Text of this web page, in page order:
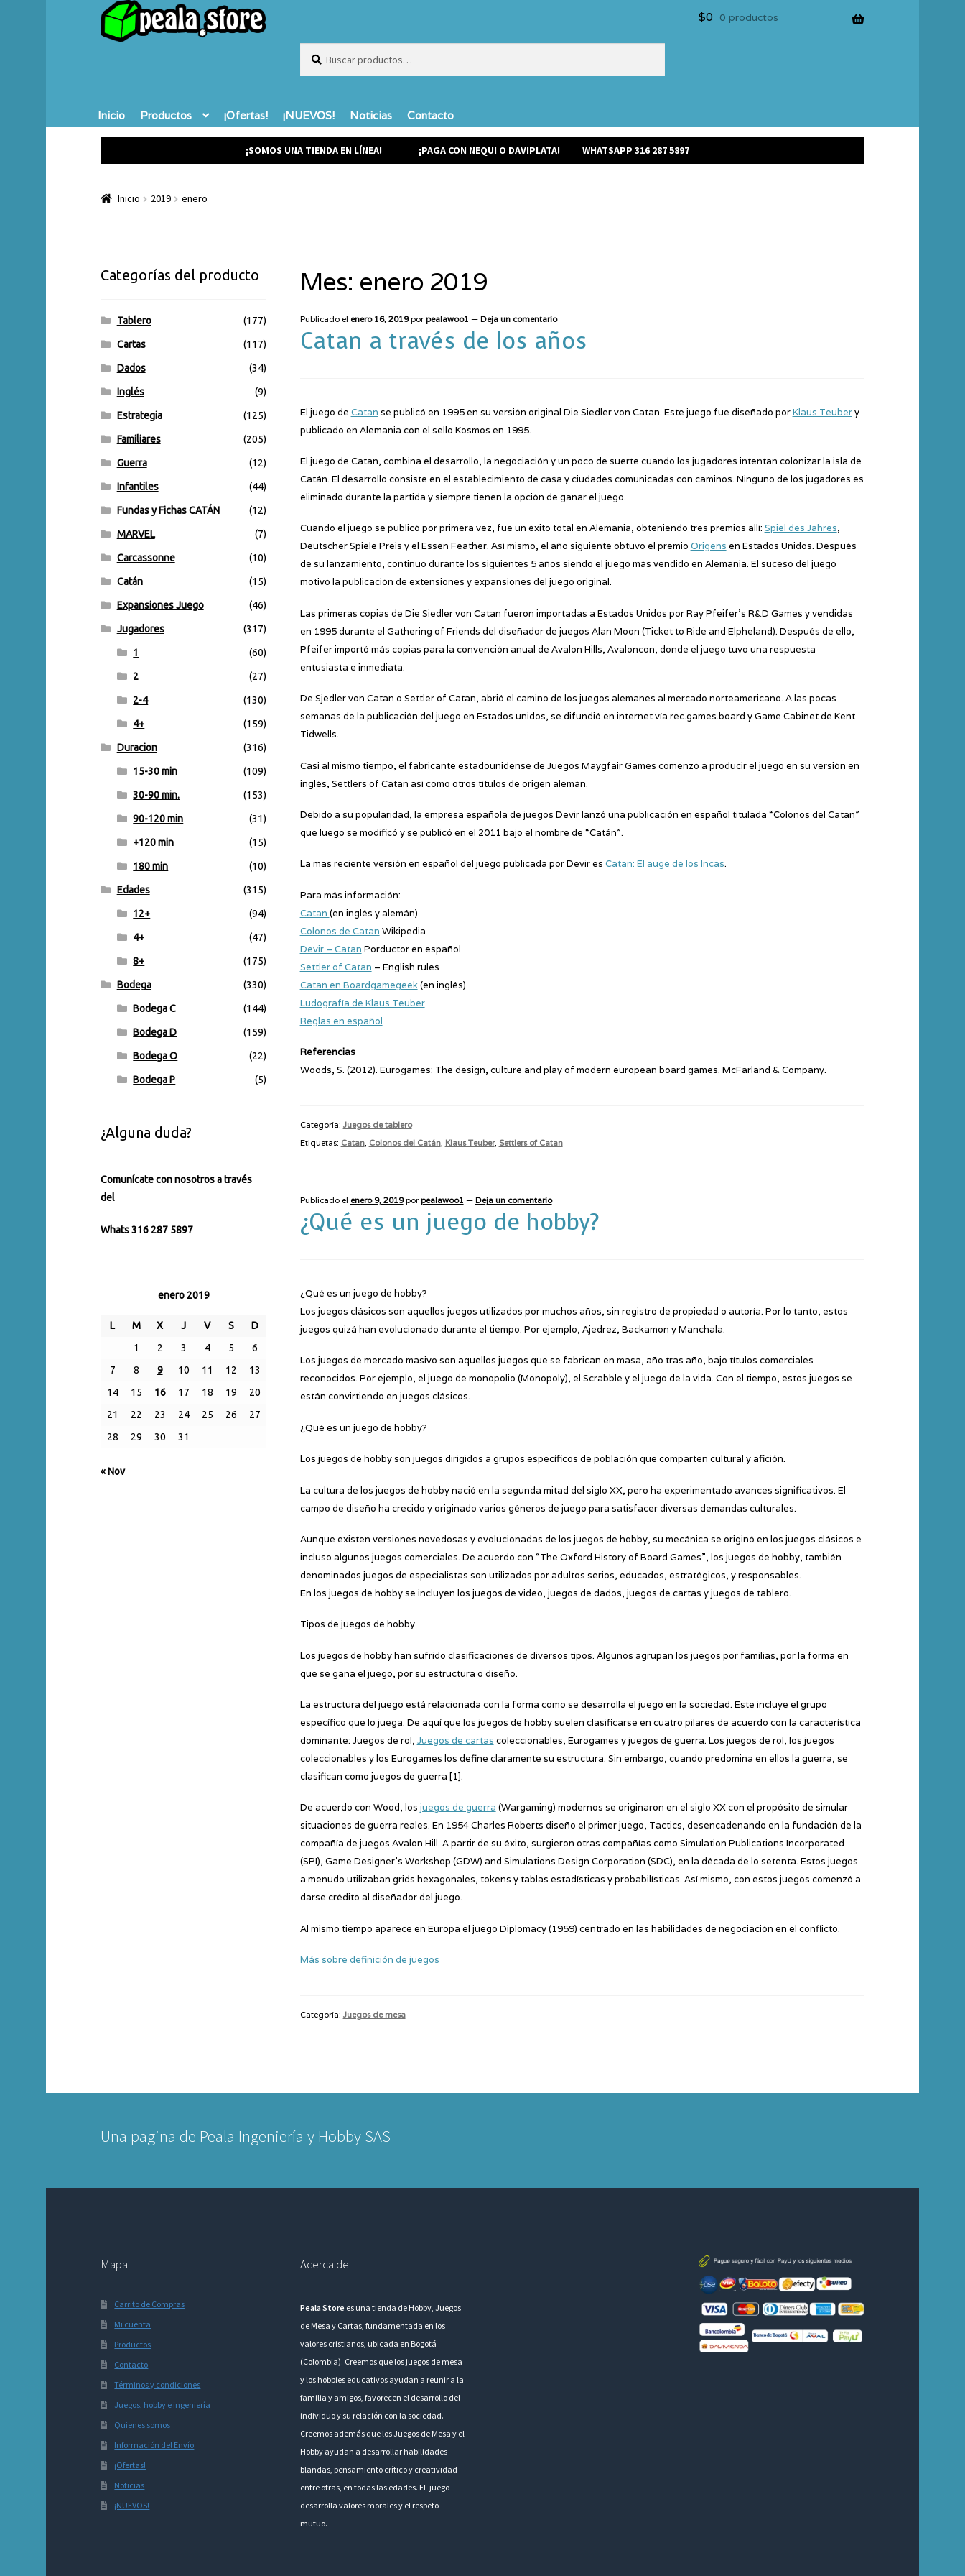
$0 0 productos
Buscar
Inicio Productos ¡Ofertas! ¡NUEVOS! Noticias Contacto
¡SOMOS UNA TIENDA EN LÍNEA! ¡PAGA CON NEQUI O DAVIPLATA! WHATSAPP 316 287 5897
Inicio 2019 enero
Mes: enero 2019
Publicado el enero 16, 2019 porpealawoo1 — Deja un comentario
Catan a través de los años
El juego de Catan se publicó en 1995 en su versión original Die Siedler von Catan. Este juego fue diseñado porKlaus Teubery
publicado en Alemania con el sello Kosmos en 1995.
El juego de Catan, combina el desarrollo, la negociación y un poco de suerte cuando los jugadores intentan colonizar la isla de
Catán. El desarrollo consiste en el establecimiento de casa y ciudades comunicadas con caminos. Ninguno de los jugadores es
eliminado durante la partida y siempre tienen la opción de ganar el juego.
Cuando el juego se publicó por primera vez, fue un éxito total en Alemania, obteniendo tres premios allí: Spiel des Jahres,
Deutscher Spiele Preis y el Essen Feather. Así mismo, el año siguiente obtuvo el premio Origens en Estados Unidos. Después
de su lanzamiento, continuo durante los siguientes 5 años siendo el juego más vendido en Alemania. El suceso del juego
motivó la publicación de extensiones y expansiones del juego original.
Las primeras copias de Die Siedler von Catan fueron importadas a Estados Unidos por Ray Pfeifer’s R&D Games y vendidas
en 1995 durante el Gathering of Friends del diseñador de juegos Alan Moon (Ticket to Ride and Elpheland). Después de ello,
Pfeifer importó más copias para la convención anual de Avalon Hills, Avaloncon, donde el juego tuvo una respuesta
entusiasta e inmediata.
De Sjedler von Catan o Settler of Catan, abrió el camino de los juegos alemanes al mercado norteamericano. A las pocas
semanas de la publicación del juego en Estados unidos, se difundió en internet vía rec.games.board y Game Cabinet de Kent
Tidwells.
Casi al mismo tiempo, el fabricante estadounidense de Juegos Maygfair Games comenzó a producir el juego en su versión en
inglés, Settlers of Catan así como otros títulos de origen alemán.
Debido a su popularidad, la empresa española de juegos Devir lanzó una publicación en español titulada “Colonos del Catan”
que luego se modificó y se publicó en el 2011 bajo el nombre de “Catán”.
La mas reciente versión en español del juego publicada por Devir es Catan: El auge de los Incas.
Para más información:
Catan (en inglés y alemán)
Colonos de Catan Wikipedia
Devir – Catan Porductor en español
Settler of Catan – English rules
Catan en Boardgamegeek(en inglés)
Ludografía de Klaus Teuber
Reglas en español
Referencias
Woods, S. (2012). Eurogames: The design, culture and play of modern european board games. McFarland & Company.
Categoría: Juegos de tablero
Etiquetas: Catan, Colonos del Catán, Klaus Teuber, Settlers of Catan
Publicado el enero 9, 2019 porpealawoo1 — Deja un comentario
¿Qué es un juego de hobby?
¿Qué es un juego de hobby?
Los juegos clásicos son aquellos juegos utilizados por muchos años, sin registro de propiedad o autoría. Por lo tanto, estos
juegos quizá han evolucionado durante el tiempo. Por ejemplo, Ajedrez, Backamon y Manchala.
Los juegos de mercado masivo son aquellos juegos que se fabrican en masa, año tras año, bajo títulos comerciales
reconocidos. Por ejemplo, el juego de monopolio (Monopoly), el Scrabble y el juego de la vida. Con el tiempo, estos juegos se
están convirtiendo en juegos clásicos.
¿Qué es un juego de hobby?
Los juegos de hobby son juegos dirigidos a grupos específicos de población que comparten cultural y afición.
La cultura de los juegos de hobby nació en la segunda mitad del siglo XX, pero ha experimentado avances significativos. El
campo de diseño ha crecido y originado varios géneros de juego para satisfacer diversas demandas culturales.
Aunque existen versiones novedosas y evolucionadas de los juegos de hobby, su mecánica se originó en los juegos clásicos e
incluso algunos juegos comerciales. De acuerdo con “The Oxford History of Board Games”, los juegos de hobby, también
denominados juegos de especialistas son utilizados por adultos serios, educados, estratégicos, y responsables.
En los juegos de hobby se incluyen los juegos de video, juegos de dados, juegos de cartas y juegos de tablero.
Tipos de juegos de hobby
Los juegos de hobby han sufrido clasificaciones de diversos tipos. Algunos agrupan los juegos por familias, por la forma en
que se gana el juego, por su estructura o diseño.
La estructura del juego está relacionada con la forma como se desarrolla el juego en la sociedad. Este incluye el grupo
específico que lo juega. De aquí que los juegos de hobby suelen clasificarse en cuatro pilares de acuerdo con la característica
dominante: Juegos de rol, Juegos de cartas coleccionables, Eurogames y juegos de guerra. Los juegos de rol, los juegos
coleccionables y los Eurogames los define claramente su estructura. Sin embargo, cuando predomina en ellos la guerra, se
clasifican como juegos de guerra [1].
De acuerdo con Wood, los juegos de guerra (Wargaming) modernos se originaron en el siglo XX con el propósito de simular
situaciones de guerra reales. En 1954 Charles Roberts diseño el primer juego, Tactics, desencadenando en la fundación de la
compañía de juegos Avalon Hill. A partir de su éxito, surgieron otras compañías como Simulation Publications Incorporated
(SPI), Game Designer’s Workshop (GDW) and Simulations Design Corporation (SDC), en la década de lo setenta. Estos juegos
a menudo utilizaban grids hexagonales, tokens y tablas estadísticas y probabilísticas. Así mismo, con estos juegos comenzó a
darse crédito al diseñador del juego.
Al mismo tiempo aparece en Europa el juego Diplomacy (1959) centrado en las habilidades de negociación en el conflicto.
Más sobre definición de juegos
Categoría: Juegos de mesa
Categorías del producto
Tablero (177)
Cartas (117)
Dados (34)
Inglés (9)
Estrategia (125)
Familiares (205)
Guerra (12)
Infantiles (44)
Fundas y Fichas CATÁN (12)
MARVEL (7)
Carcassonne (10)
Catán (15)
Expansiones Juego (46)
Jugadores (317)
1 (60)
2 (27)
2-4 (130)
4+ (159)
Duracion (316)
15-30 min (109)
30-90 min. (153)
90-120 min (31)
+120 min (15)
180 min (10)
Edades (315)
12+ (94)
4+ (47)
8+ (175)
Bodega (330)
Bodega C (144)
Bodega D (159)
Bodega O (22)
Bodega P (5)
¿Alguna duda?
Comunícate con nosotros a través
del
Whats 316 287 5897
enero 2019
L M X J V S
D
1
2 3 4 5
6
7
8 9 10 11 12
13
14
15 16 17 18 19
20
21
22 23 24 25 26
27
28
29 30 31
« Nov
Una pagina de Peala Ingeniería y Hobby SAS
Mapa
Carrito de Compras
Mi cuenta
Productos
Contacto
Términos y condiciones
Juegos, hobby e ingeniería
Quienes somos
Información del Envío
¡Ofertas!
Noticias
¡NUEVOS!
Acerca de
Peala Store es una tienda de Hobby, Juegos
de Mesa y Cartas, fundamentada en los
valores cristianos, ubicada en Bogotá
(Colombia). Creemos que los juegos de mesa
y los hobbies educativos ayudan a reunir a la
familia y amigos, favorecen el desarrollo del
individuo y su relación con la sociedad.
Creemos además que los Juegos de Mesa y el
Hobby ayudan a desarrollar habilidades
blandas, pensamiento crítico y creatividad
entre otras, en todas las edades. EL juego
desarrolla valores morales y el respeto
mutuo.